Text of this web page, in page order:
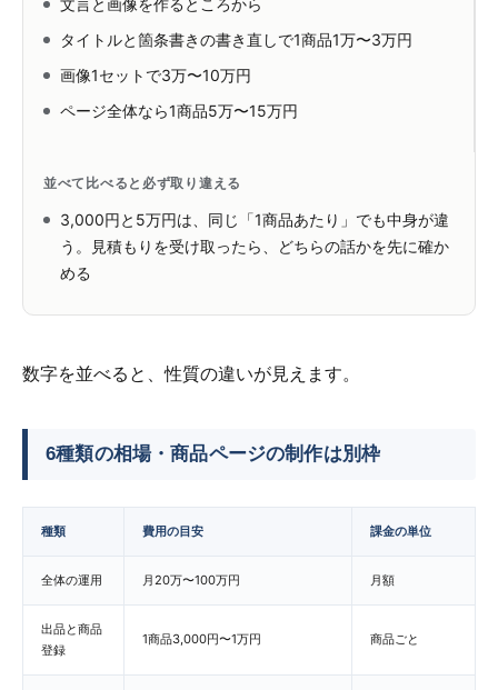
文言と画像を作るところから
タイトルと箇条書きの書き直しで1商品1万〜3万円
画像1セットで3万〜10万円
ページ全体なら1商品5万〜15万円
並べて比べると必ず取り違える
3,000円と5万円は、同じ「1商品あたり」でも中身が違
う。見積もりを受け取ったら、どちらの話かを先に確か
める
数字を並べると、性質の違いが見えます。
6種類の相場・商品ページの制作は別枠
種類 費用の目安 課金の単位
全体の運用 月20万〜100万円 月額
出品と商品
登録
1商品3,000円〜1万円 商品ごと